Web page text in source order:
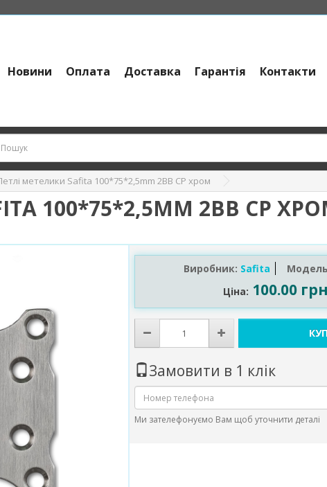
Новини Оплата Доставка Гарантія Контакти
метелики Safita 100*75*2,5mm 2BB CP хром
100*75*2,5MM 2BB CP
Виробник: Safita
Ціна: 100.00
Замовити в 1 клік
Ми зателефонуємо Вам щоб уточнити деталі